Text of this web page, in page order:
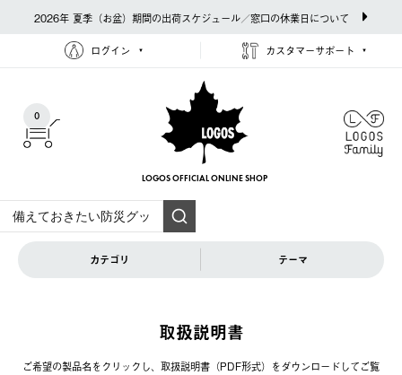
2026年 夏季（お盆）期間の出荷スケジュール／窓口の休業日について
ログイン カスタマーサポート
0
LOGOS OFFICIAL ONLINE SHOP
カテゴリ テーマ
取扱説明書
ご希望の製品名をクリックし、取扱説明書（PDF形式）をダウンロードしてご覧